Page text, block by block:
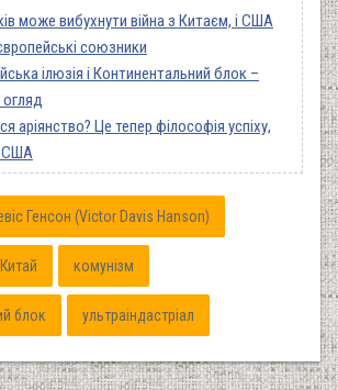
може вибухнути війна з Китаєм, і США
союзники
ілюзія і Континентальний блок –
огляд
аріянство? Це тепер філософія успіху,
США
Генсон (Victor Davis Hanson)
Китай комунізм
блок ультраіндастріал